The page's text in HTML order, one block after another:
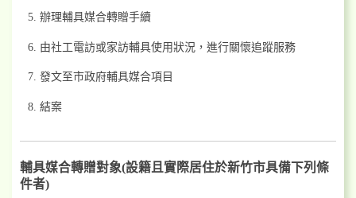
辦理輔具媒合轉贈手續
由社工電訪或家訪輔具使用狀況，進行關懷追蹤服務
發文至市政府輔具媒合項目
結案
輔具媒合轉贈對象(設籍且實際居住於新竹市具備下列條
件者)